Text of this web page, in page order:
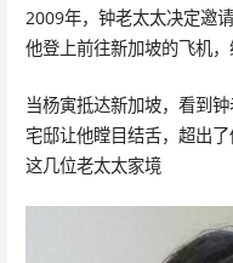
2009年，钟老太太决定邀
他登上前往新加坡的飞机，
当杨寅抵达新加坡，看到
宅邸让他瞠目结舌，超出
这几位老太太家境